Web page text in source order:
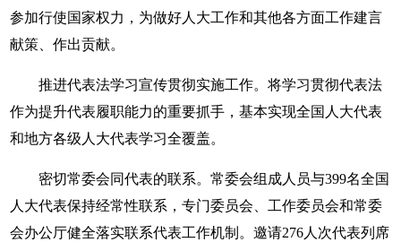
参加行使国家权力，为做好人大工作和其他各方面工作建言
献策、作出贡献。
推进代表法学习宣传贯彻实施工作。将学习贯彻代表法
作为提升代表履职能力的重要抓手，基本实现全国人大代表
和地方各级人大代表学习全覆盖。
密切常委会同代表的联系。常委会组成人员与399名全国
人大代表保持经常性联系，专门委员会、工作委员会和常委
会办公厅健全落实联系代表工作机制。邀请276人次代表列席